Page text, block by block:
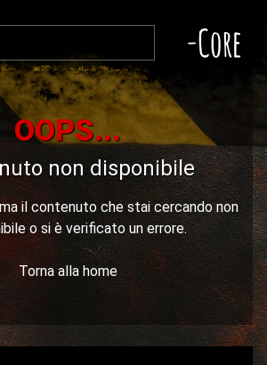
-Core
OOPS...
non disponibile
il contenuto che stai cercando non
o si è verificato un errore.
Torna alla home